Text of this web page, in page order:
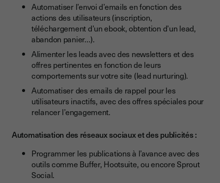
Automatiser l’envoi d’emails en fonction des
actions des utilisateurs (inscription,
téléchargement d’un ebook, obtention d’un lead,
abandon panier…).
Alimenter les leads avec des newsletters et des
offres pertinentes en fonction de leurs
comportements sur votre site (lead nurturing).
Automatiser des emails de rappel pour les
utilisateurs inactifs, avec des offres spéciales pour
relancer l’engagement.
Automatisation des réseaux sociaux et des publicités :
Programmer les publications à l’avance avec des
outils comme Buffer, Hootsuite, ou encore Sprout
Social.